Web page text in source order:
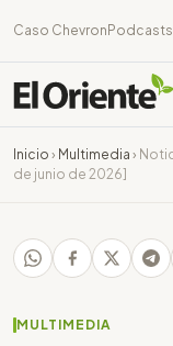
Caso Chevron Podcasts
Inicio › Multimedia ›
de junio de 2026]
MULTIMEDIA